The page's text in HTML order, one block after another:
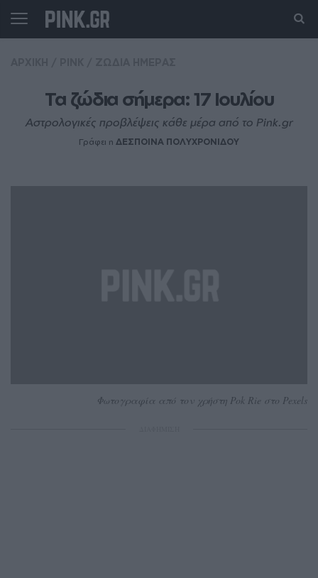
Τα ζώδια σήμερα: 17 Iουλίου
Αστρολογικές προβλέψεις κάθε μέρα από το Pink.gr
Γράφει η ΔΕΣΠΟΙΝΑ ΠΟΛΥΧΡΟΝΙΔΟΥ
Φωτογραφία από τον χρήστη Pok Rie στο Pexels